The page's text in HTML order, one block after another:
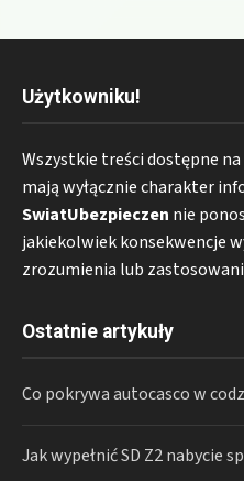
Użytkowniku!
Wszystkie treści dostępne
mają wyłącznie charakter
SwiatUbezpieczen nie
jakiekolwiek konsekwencje
zrozumienia lub
Ostatnie artykuły
Co pokrywa autocasco w
Jak wypełnić SD Z2 nabycie